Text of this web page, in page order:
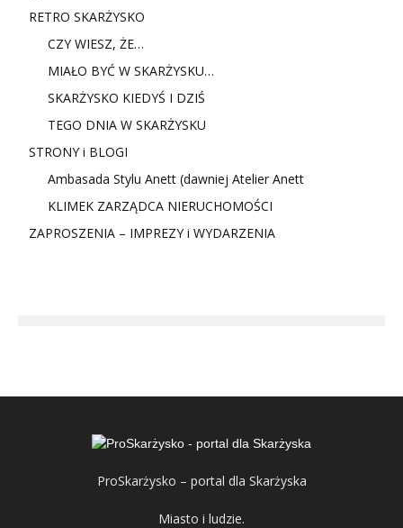
RETRO SKARŻYSKO
CZY WIESZ, ŻE…
MIAŁO BYĆ W SKARŻYSKU…
SKARŻYSKO KIEDYŚ I DZIŚ
TEGO DNIA W SKARŻYSKU
STRONY i BLOGI
Ambasada Stylu Anett (dawniej Atelier Anett
KLIMEK ZARZĄDCA NIERUCHOMOŚCI
ZAPROSZENIA – IMPREZY i WYDARZENIA
ProSkarżysko – portal dla Skarżyska
Miasto i ludzie.